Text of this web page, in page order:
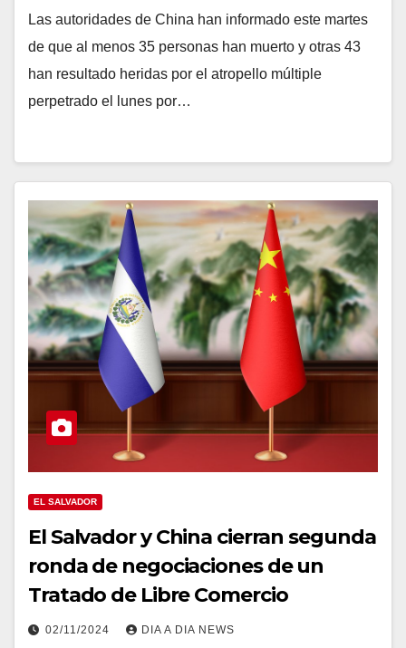
Las autoridades de China han informado este martes
de que al menos 35 personas han muerto y otras 43
han resultado heridas por el atropello múltiple
perpetrado el lunes por…
EL SALVADOR
El Salvador y China cierran segunda
ronda de negociaciones de un
Tratado de Libre Comercio
02/11/2024 DIA A DIA NEWS